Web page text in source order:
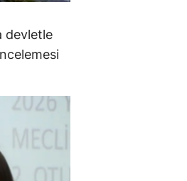
devletle